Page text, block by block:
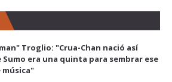
Troglio: "Crua-Chan nació así
Sumo era una quinta para sembrar ese